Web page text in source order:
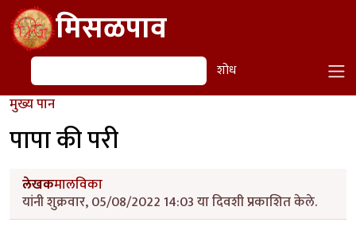
Skip to main contentमिसळपाव
शोध शोध
मुख्य पान
पापा की परी
लेखकमालविका
यांनी शुक्रवार, 05/08/2022 14:03 या दिवशी प्रकाशित केले.